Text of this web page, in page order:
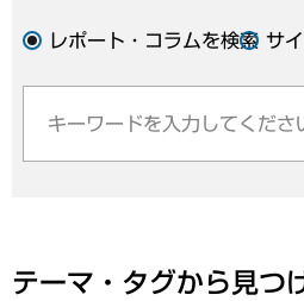
レポート・コラムを検索 サ
テーマ・タグから見つ